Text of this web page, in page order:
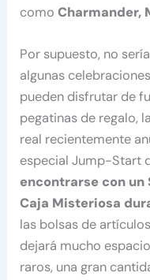
comoCharmander,
Por supuesto, no
algunas
pueden disfrutar de
pegatinas de regalo,
real recientemente
especial Jump-Start
encontrarse con un
Caja Misteriosa
las bolsas de
dejará mucho
raros, una gran